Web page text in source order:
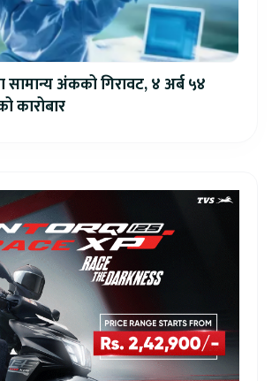
अंकको गिरावट, ४ अर्ब ५४
कारोबार